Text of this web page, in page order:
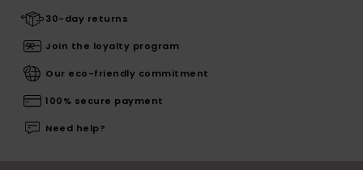
30-day returns
Join the loyalty program
Our eco-friendly commitment
100% secure payment
Need help?